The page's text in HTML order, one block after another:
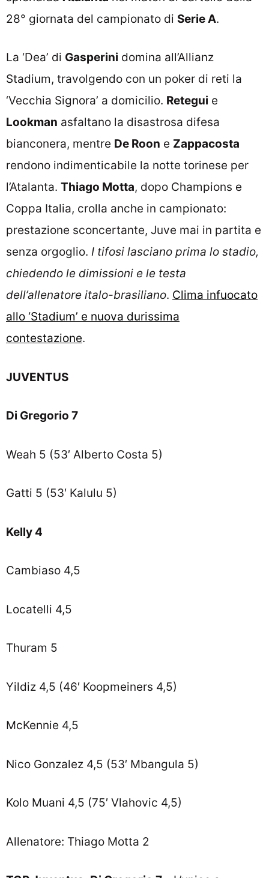
28° giornata del campionato di Serie A.
La ‘Dea’ di Gasperini domina all’Allianz
Stadium, travolgendo con un poker di reti la
‘Vecchia Signora’ a domicilio. Retegui e
Lookman asfaltano la disastrosa difesa
bianconera, mentre De Roon e Zappacosta
rendono indimenticabile la notte torinese per
l’Atalanta. Thiago Motta, dopo Champions e
Coppa Italia, crolla anche in campionato:
prestazione sconcertante, Juve mai in partita e
senza orgoglio. I tifosi lasciano prima lo stadio,
chiedendo le dimissioni e le testa
dell’allenatore italo-brasiliano. Clima infuocato
allo ‘Stadium’ e nuova durissima
contestazione.
JUVENTUS
Di Gregorio 7
Weah 5 (53′ Alberto Costa 5)
Gatti 5 (53′ Kalulu 5)
Kelly 4
Cambiaso 4,5
Locatelli 4,5
Thuram 5
Yildiz 4,5 (46′ Koopmeiners 4,5)
McKennie 4,5
Nico Gonzalez 4,5 (53′ Mbangula 5)
Kolo Muani 4,5 (75′ Vlahovic 4,5)
Allenatore: Thiago Motta 2